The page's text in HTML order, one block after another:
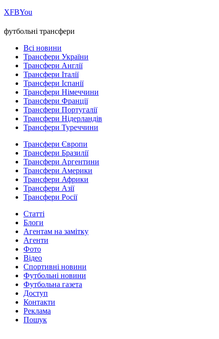
ХFBYou
футбольні трансфери
Всі новини
Трансфери України
Трансфери Англії
Трансфери Італії
Трансфери Іспанії
Трансфери Німеччини
Трансфери Франції
Трансфери Португалії
Трансфери Нідерландів
Трансфери Туреччини
Трансфери Європи
Трансфери Бразилії
Трансфери Аргентини
Трансфери Америки
Трансфери Африки
Трансфери Азії
Трансфери Росії
Статті
Блоги
Агентам на замітку
Агенти
Фото
Відео
Спортивні новини
Футбольні новини
Футбольна газета
Доступ
Контакти
Реклама
Пошук